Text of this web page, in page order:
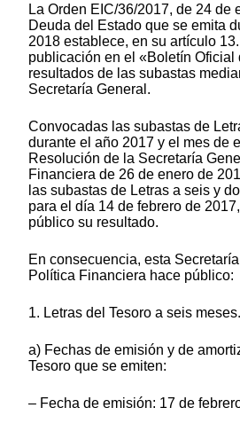
La Orden EIC/36/2017, de 24 de
Deuda del Estado que se emita
2018 establece, en su artículo
publicación en el «Boletín Oficial
resultados de las subastas
Secretaría General.
Convocadas las subastas de
durante el año 2017 y el mes de
Resolución de la Secretaría
Financiera de 26 de enero de
las subastas de Letras a seis y
para el día 14 de febrero de
público su resultado.
En consecuencia, esta
Política Financiera hace público:
1. Letras del Tesoro a seis meses.
a) Fechas de emisión y de
Tesoro que se emiten:
– Fecha de emisión: 17 de